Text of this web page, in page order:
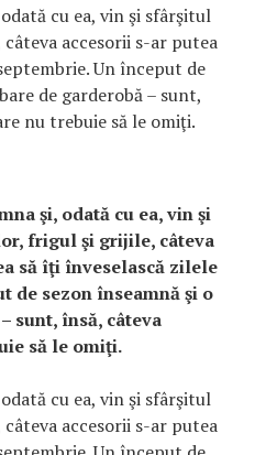
cu ea, vin şi sfârşitul
accesorii s-ar putea
Un început de
de garderobă – sunt,
nu trebuie să le omiţi.
şi, odată cu ea, vin şi
frigul şi grijile, câteva
să îţi înveselască zilele
de sezon înseamnă şi o
sunt, însă, câteva
să le omiţi.
cu ea, vin şi sfârşitul
accesorii s-ar putea